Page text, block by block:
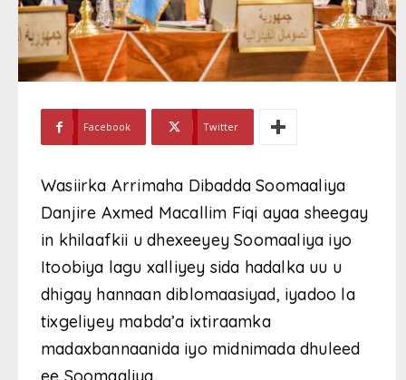
Facebook Twitter
Wasiirka Arrimaha Dibadda Soomaaliya
Danjire Axmed Macallim Fiqi ayaa sheegay
in khilaafkii u dhexeeyey Soomaaliya iyo
Itoobiya lagu xalliyey sida hadalka uu u
dhigay hannaan diblomaasiyad, iyadoo la
tixgeliyey mabda’a ixtiraamka
madaxbannaanida iyo midnimada dhuleed